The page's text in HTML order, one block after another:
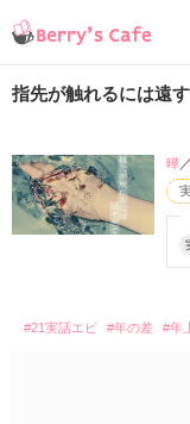
指先が触れるには遠
曄
#21実話エピ #年の差 #年